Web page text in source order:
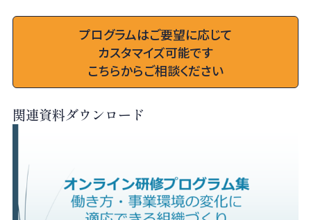
プログラムはご要望に応じて
カスタマイズ可能です
こちらからご相談ください
関連資料ダウンロード